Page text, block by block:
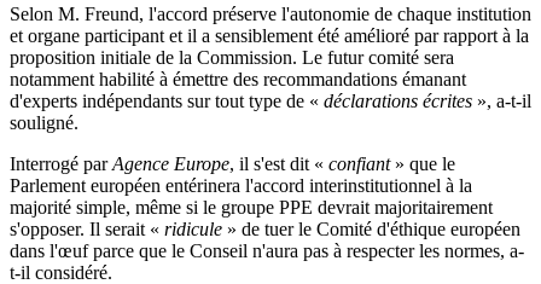
Selon M. Freund, l'accord préserve l'autonomie de chaque institution
et organe participant et il a sensiblement été amélioré par rapport à la
proposition initiale de la Commission. Le futur comité sera
notamment habilité à émettre des recommandations émanant
d'experts indépendants sur tout type de « déclarations écrites », a-t-il
souligné.
Interrogé parAgence Europe, il s'est dit « confiant » que le
Parlement européen entérinera l'accord interinstitutionnel à la
majorité simple, même si le groupe PPE devrait majoritairement
s'opposer. Il serait « ridicule » de tuer le Comité d'éthique européen
dans l'œuf parce que le Conseil n'aura pas à respecter les normes, a-
t-il considéré.